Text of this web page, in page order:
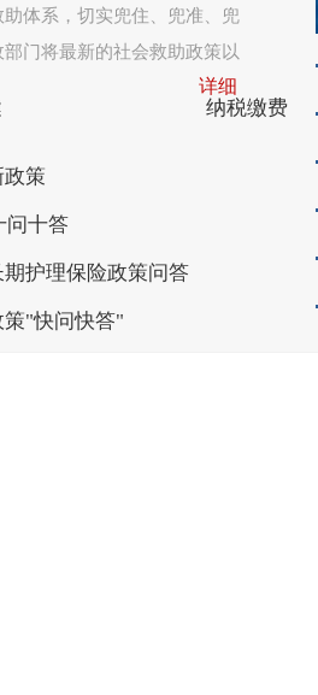
纳税缴费
体系，切实兜住、兜准、兜
门将最新的社会救助政策以
详细
策
问十答
护理保险政策问答
"快问快答"